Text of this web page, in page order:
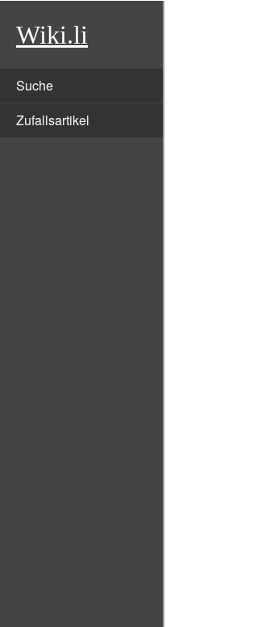
Wiki.li
Suche
Zufallsartikel